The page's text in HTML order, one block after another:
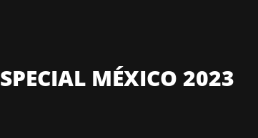
MÉXICO 2023